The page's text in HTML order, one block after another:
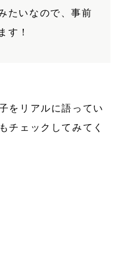
たいなので、事前
す！
をリアルに語ってい
チェックしてみてく